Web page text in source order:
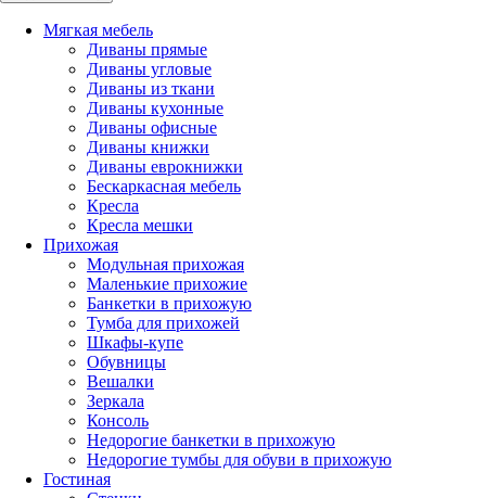
Мягкая мебель
Диваны прямые
Диваны угловые
Диваны из ткани
Диваны кухонные
Диваны офисные
Диваны книжки
Диваны еврокнижки
Бескаркасная мебель
Кресла
Кресла мешки
Прихожая
Модульная прихожая
Маленькие прихожие
Банкетки в прихожую
Тумба для прихожей
Шкафы-купе
Обувницы
Вешалки
Зеркала
Консоль
Недорогие банкетки в прихожую
Недорогие тумбы для обуви в прихожую
Гостиная